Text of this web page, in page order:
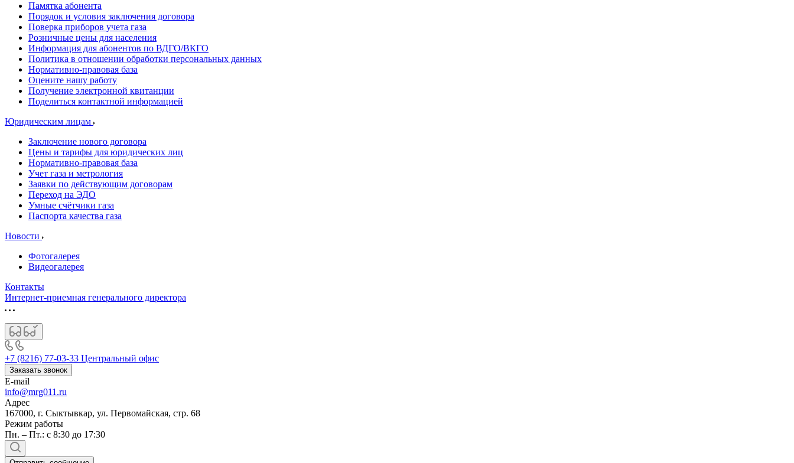
Памятка абонента
Порядок и условия заключения договора
Поверка приборов учета газа
Розничные цены для населения
Информация для абонентов по ВДГО/ВКГО
Политика в отношении обработки персональных данных
Нормативно-правовая база
Оцените нашу работу
Получение электронной квитанции
Поделиться контактной информацией
Юридическим лицам
Заключение нового договора
Цены и тарифы для юридических лиц
Нормативно-правовая база
Учет газа и метрология
Заявки по действующим договорам
Переход на ЭДО
Умные счётчики газа
Паспорта качества газа
Новости
Фотогалерея
Видеогалерея
Контакты
Интернет-приемная генерального директора
+7 (8216) 77-03-33 Центральный офис
Заказать звонок
E-mail
info@mrg011.ru
Адрес
167000, г. Сыктывкар, ул. Первомайская, стр. 68
Режим работы
Пн. – Пт.: с 8:30 до 17:30